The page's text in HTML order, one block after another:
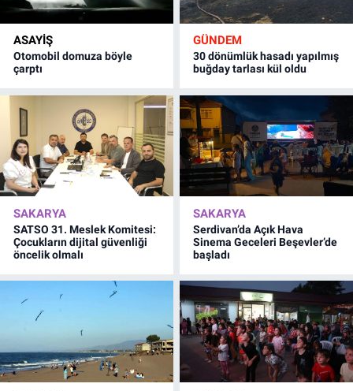
ASAYİŞ
Otomobil domuza böyle
çarptı
GÜNDEM
30 dönümlük hasadı yapılmış
buğday tarlası kül oldu
SAKARYA
SATSO 31. Meslek Komitesi:
Çocukların dijital güvenliği
öncelik olmalı
SAKARYA
Serdivan’da Açık Hava
Sinema Geceleri Beşevler’de
başladı